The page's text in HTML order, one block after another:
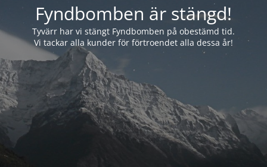
Fyndbomben är stängd!
Tyvärr har vi stängt Fyndbomben på obestämd tid.
Vi tackar alla kunder för förtroendet alla dessa år!